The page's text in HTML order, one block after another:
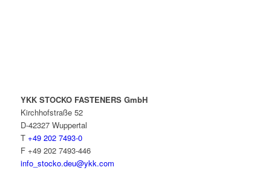
YKK STOCKO FASTENERS GmbH
Kirchhofstraße 52
D-42327 Wuppertal
T +49 202 7493-0
F +49 202 7493-446
info_stocko.deu@ykk.com